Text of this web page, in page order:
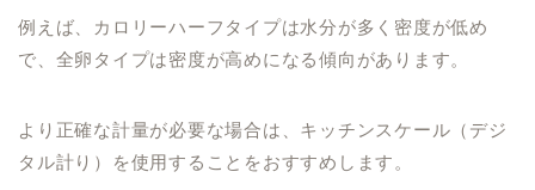
例えば、カロリーハーフタイプは水分が多く密度が低め
で、全卵タイプは密度が高めになる傾向があります。
より正確な計量が必要な場合は、キッチンスケール（デジ
タル計り）を使用することをおすすめします。